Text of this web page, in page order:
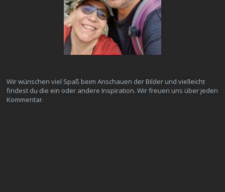
Wir wünschen viel Spaß beim Anschauen der Bilder und vielleicht
findest du die ein oder andere Inspiration. Wir freuen uns über jeden
Kommentar.